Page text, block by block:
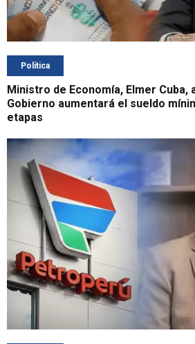
Política
Ministro de Economía, Elmer Cuba,
Gobierno aumentará el sueldo
etapas